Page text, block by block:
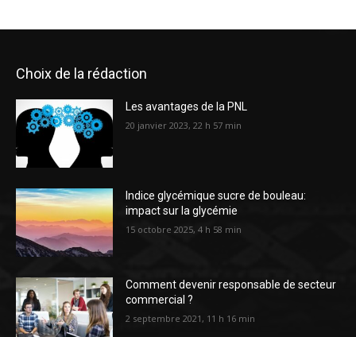
Choix de la rédaction
Les avantages de la PNL
20 janvier 2023, 22 h 57 min
Indice glycémique sucre de bouleau:
impact sur la glycémie
15 octobre 2025, 4 h 58 min
Comment devenir responsable de secteur
commercial ?
2 septembre 2021, 11 h 16 min